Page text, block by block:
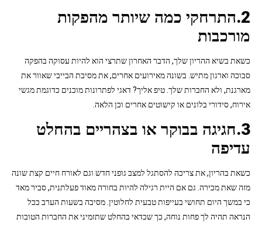
2.התרחקי כמה שיותר מהפקות
מורכבות
כשאת בשיא ההריון שלך, הדבר האחרון שתרצי הוא להיות עסוקה בהפקה
סבוכה וארגון מתיש. בשונה מאירועים אחרים, את מסיבת הבייבי שאוור את
מארגנת, ולא החברות שלך. טיפ אליך? דאגי לפתרונות מוכנים כדוגמת מגשי
אירוח, סידורי בלונים או קישוטים אחרים וכן הלאה.
3.חגיגה בבוקר או בצהריים בהחלט
עדיפה
כשאת בהריון, את צריכה להסתגל למצב גופני חדש וגם לאורח חיים קצת שונה
מזה שאת מכירה. גם אם היית רגילה להיות בחורה מאוד פעלתנית, סביר מאד
כי במשך היום תחושי בעייפות טבעית לחלוטין. מסיבה בשעות הערב ככל
הנראה תהיה לך פחות נוחה, כך שכדאי בהחלט שתזמיני את החברות הטובות